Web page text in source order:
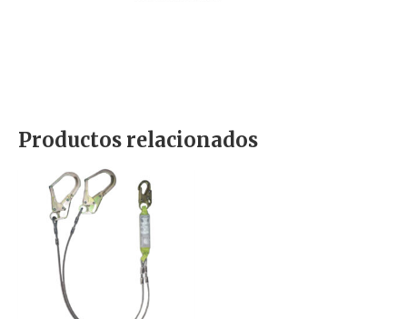
Productos relacionados